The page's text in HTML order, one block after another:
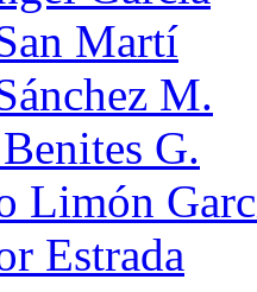
Martí
M.
G.
Limón
Estrada